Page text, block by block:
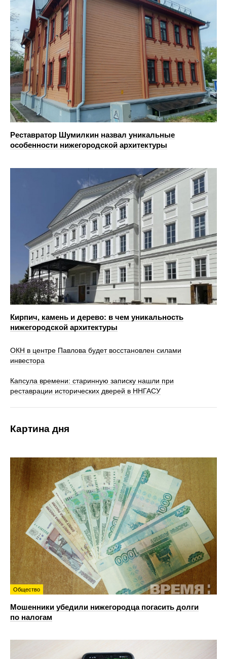
Реставратор Шумилкин назвал уникальные
особенности нижегородской архитектуры
Кирпич, камень и дерево: в чем уникальность
нижегородской архитектуры
ОКН в центре Павлова будет восстановлен силами
инвестора
Капсула времени: старинную записку нашли при
реставрации исторических дверей в ННГАСУ
Картина дня
Общество
Мошенники убедили нижегородца погасить долги
по налогам